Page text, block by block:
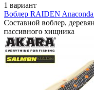
1 вариант
Воблер RAIDEN Anaconda
Составной воблер,
пассивного хищника